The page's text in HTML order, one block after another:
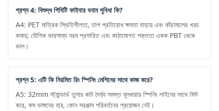
প্রশ্ন 4: বিশুদ্ধ পিবিটি ফাইবার বনাম সুবিধা কি?
A4: PET মাত্রিক স্থিতিশীলতা, তাপ প্রতিরোধ ক্ষমতা বাড়ায় এবং কাঁচামালের খরচ
কমায়; যৌগিক ভারসাম্য নরম প্রসারিত এবং কাঠামোগত শক্ততা একক PBT থেকে
ভাল।
প্রশ্ন 5: এটি কি নিয়মিত রিং স্পিনিং মেশিনের সাথে কাজ করে?
A5: 32mm স্ট্যান্ডার্ড তুলার কাট দৈর্ঘ্য সমস্ত মূলধারার স্পিনিং লাইনের সাথে ফিট
করে, কম ভাঙ্গনের হার, কোন সরঞ্জাম পরিবর্তনের প্রয়োজন নেই।